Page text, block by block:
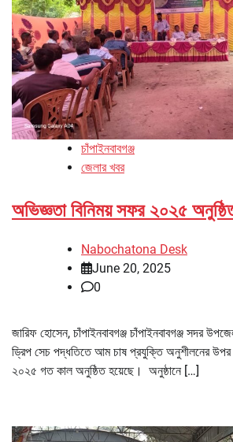
চাঁপাইনবাবগঞ্জ
জেলার খবর
অভিজ্ঞতা বিনিময় সফর ২০২৫
Nabochatona Desk
June 20, 2025
0
জারিফ হোসেন, চাঁপাইনবাবগঞ্জ চাঁপাইনবাবগঞ্জ সদর
ড্রিপ সেচ পদ্ধতিতে আম চাষ প্রযুক্তি অনুশীলনের উপর
২০২৫ গত কাল অনুষ্ঠিত হয়েছে। অনুষ্ঠানে […]